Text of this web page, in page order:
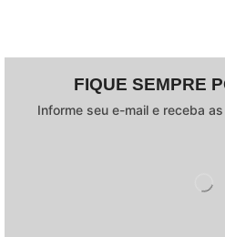
FIQUE SEMPRE
Informe seu e-mail e receba